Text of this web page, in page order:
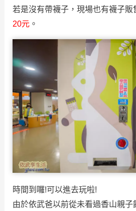
若是沒有帶襪子，現場也有襪子販
20元。
時間到囉!可以進去玩啦!
由於依武爸以前從未看過香山親